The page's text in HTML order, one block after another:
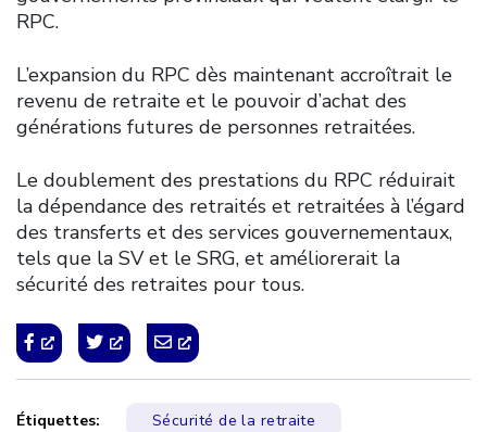
RPC.
L’expansion du RPC dès maintenant accroîtrait le
revenu de retraite et le pouvoir d’achat des
générations futures de personnes retraitées.
Le doublement des prestations du RPC réduirait
la dépendance des retraités et retraitées à l’égard
des transferts et des services gouvernementaux,
tels que la SV et le SRG, et améliorerait la
sécurité des retraites pour tous.
Étiquettes: Sécurité de la retraite